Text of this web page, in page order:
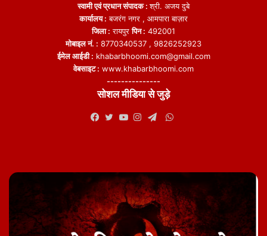
स्वामी एवं प्रधान संपादक :श्री. अजय दुबे
कार्यालय : बजरंग नगर , आमपारा बाज़ार
जिला : रायपुरपिन : 492001
मोबाइल नं. : 8770340537 , 9826252923
ईमेल आईडी : khabarbhoomi.com@gmail.com
वेबसाइट : www.khabarbhoomi.com
---------------
सोशल मीडिया से जुड़े
WhatsApp